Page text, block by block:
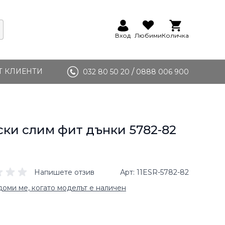
Вход ЛюбимиКоличка
КЛИЕНТИ 032 80 50 20 / 0888 006 900
слим фит дънки 5782-82
Напишете отзив Арт 11ESR-5782-82
ме, когато моделът е наличен